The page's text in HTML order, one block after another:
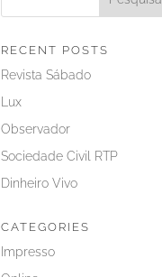
RECENT POSTS
Revista Sábado
Lux
Observador
Sociedade Civil RTP
Dinheiro Vivo
CATEGORIES
Impresso